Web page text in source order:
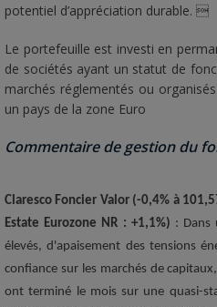
potentiel d’appréciation durable. 
Le portefeuille est investi en
de sociétés ayant un statut de
marchés réglementés ou
un pays de la zone Euro
Commentaire de gestion du
Claresco Foncier Valor (-0,4% à
Estate Eurozone NR : +1,1%) : Dans
élevés, d'apaisement des tensions
confiance sur les marchés de
ont terminé le mois sur une quasi-